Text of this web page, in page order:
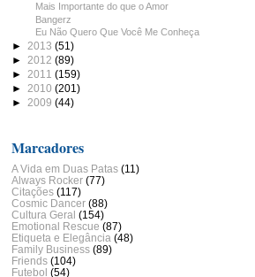
Mais Importante do que o Amor
Bangerz
Eu Não Quero Que Você Me Conheça
► 2013 (51)
► 2012 (89)
► 2011 (159)
► 2010 (201)
► 2009 (44)
Marcadores
A Vida em Duas Patas (11)
Always Rocker (77)
Citações (117)
Cosmic Dancer (88)
Cultura Geral (154)
Emotional Rescue (87)
Etiqueta e Elegância (48)
Family Business (89)
Friends (104)
Futebol (54)